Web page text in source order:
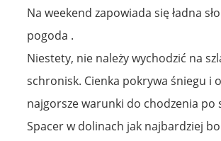
Na weekend zapowiada się ładna
pogoda .
Niestety, nie należy wychodzić na
schronisk. Cienka pokrywa śniegu i
najgorsze warunki do chodzenia po
Spacer w dolinach jak najbardziej